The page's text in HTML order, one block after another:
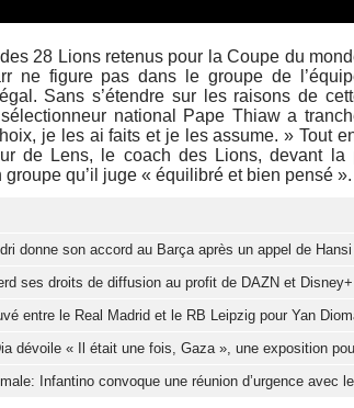
28 Lions retenus pour la Coupe du
ne figure pas dans le groupe de
Sans s’étendre sur les raisons de
national Pape Thiaw a
je les ai faits et je les assume. » Tout
de Lens, le coach des Lions, devant
qu’il juge « équilibré et bien pensé ».
donne son accord au Barça après un appel de
ses droits de diffusion au profit de DAZN et Disney+
entre le Real Madrid et le RB Leipzig pour Yan
dévoile « Il était une fois, Gaza », une exposition
Infantino convoque une réunion d’urgence avec